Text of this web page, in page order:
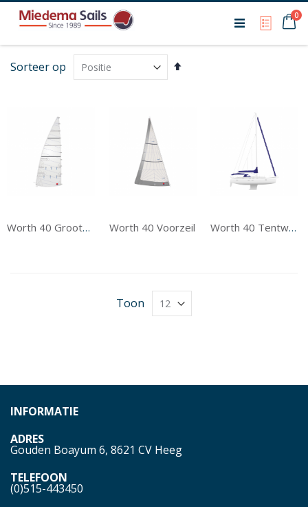
My0
Sorteer op
Van
Worth 40 Grootzeil Worth 40 Voorzeil Worth 40 Tentwerk
Toon
INFORMATIE
ADRES
Gouden Boayum 6, 8621 CV Heeg
TELEFOON
(0)515-443450